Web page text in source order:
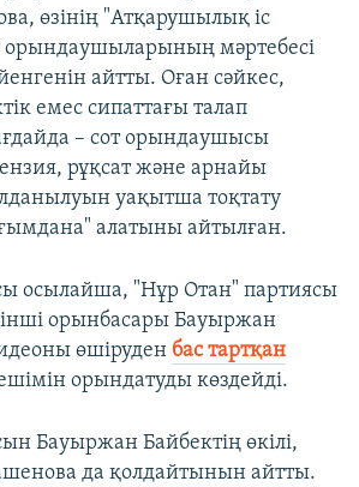
өзінің "Атқарушылық iс
орындаушыларының мәртебесі
айтты. Оған сәйкес,
емес сипаттағы талап
– сот орындаушысы
рұқсат және арнайы
уақытша тоқтату
алатыны айтылған.
осылайша, "Нұр Отан" партиясы
орынбасары Бауыржан
өшіруден бас тартқан
орындатуды көздейді.
Бауыржан Байбектің өкілі,
да қолдайтынын айтты.